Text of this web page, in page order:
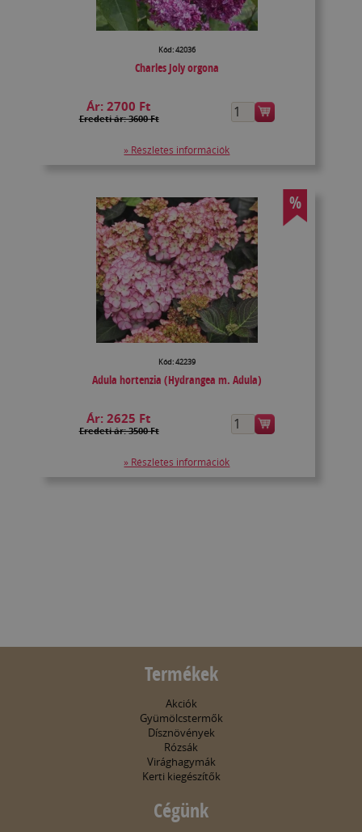
Kód: 42036
Charles Joly orgona
Ár:2700 Ft
Eredeti ár: 3600 Ft
» Részletes információk
%
Kód: 42239
Adula hortenzia (Hydrangea m. Adula)
Ár:2625 Ft
Eredeti ár: 3500 Ft
» Részletes információk
Termékek
Akciók
Gyümölcstermők
Dísznövények
Rózsák
Virághagymák
Kerti kiegészítők
Cégünk